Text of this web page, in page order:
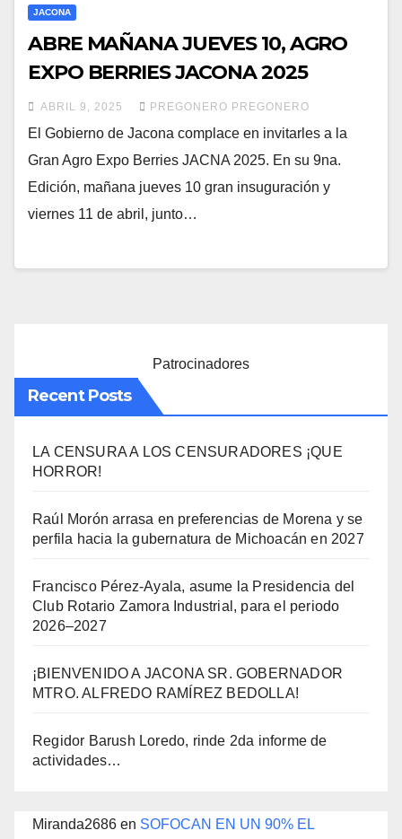
JACONA
ABRE MAÑANA JUEVES 10, AGRO
EXPO BERRIES JACONA 2025
ABRIL 9, 2025 PREGONERO PREGONERO
El Gobierno de Jacona complace en invitarles a la
Gran Agro Expo Berries JACNA 2025. En su 9na.
Edición, mañana jueves 10 gran insuguración y
viernes 11 de abril, junto…
Patrocinadores
Recent Posts
LA CENSURA A LOS CENSURADORES ¡QUE
HORROR!
Raúl Morón arrasa en preferencias de Morena y se
perfila hacia la gubernatura de Michoacán en 2027
Francisco Pérez-Ayala, asume la Presidencia del
Club Rotario Zamora Industrial, para el periodo
2026–2027
¡BIENVENIDO A JACONA SR. GOBERNADOR
MTRO. ALFREDO RAMÍREZ BEDOLLA!
Regidor Barush Loredo, rinde 2da informe de
actividades…
Miranda2686 en SOFOCAN EN UN 90% EL